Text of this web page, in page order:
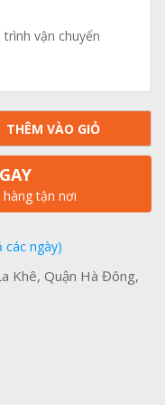
vận chuyển
THÊM VÀO GIỎ
tận nơi
các ngày)
Khê, Quận Hà Đông,